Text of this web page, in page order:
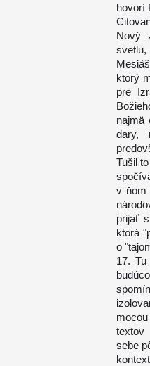
hovorí
Nový
ktorý
pre
najmä
dary,
Tušil
v ňom
prijať
ktorá
o
17.
textov
sebe